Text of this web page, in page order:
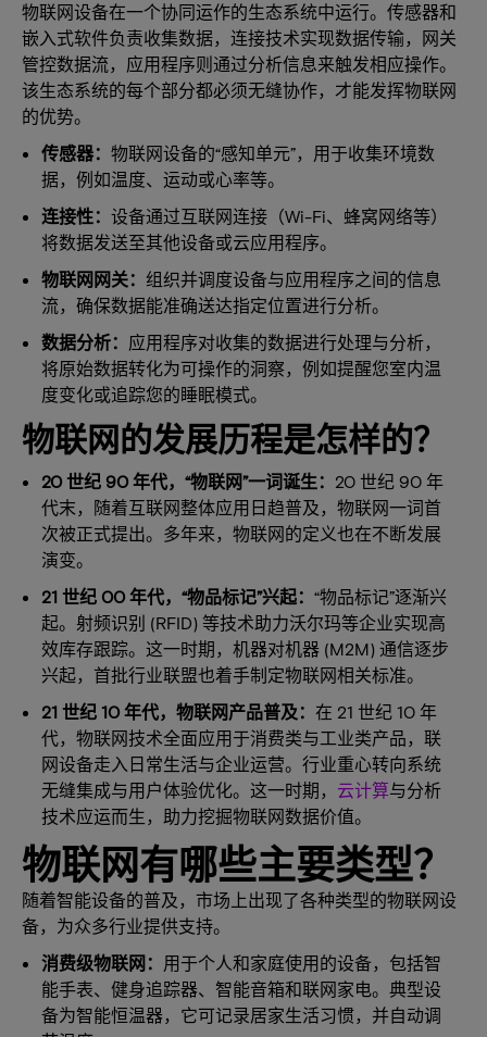
物联网设备在一个协同运作的生态系统中运行。传感器和
嵌入式软件负责收集数据，连接技术实现数据传输，网关
管控数据流，应用程序则通过分析信息来触发相应操作。
该生态系统的每个部分都必须无缝协作，才能发挥物联网
的优势。
传感器： 物联网设备的“感知单元”，用于收集环境数
据，例如温度、运动或心率等。
连接性： 设备通过互联网连接（Wi-Fi、蜂窝网络等）
将数据发送至其他设备或云应用程序。
物联网网关： 组织并调度设备与应用程序之间的信息
流，确保数据能准确送达指定位置进行分析。
数据分析： 应用程序对收集的数据进行处理与分析，
将原始数据转化为可操作的洞察，例如提醒您室内温
度变化或追踪您的睡眠模式。
物联网的发展历程是怎样的？
20 世纪 90 年代，“物联网”一词诞生： 20 世纪 90 年
代末，随着互联网整体应用日趋普及，物联网一词首
次被正式提出。多年来，物联网的定义也在不断发展
演变。
21 世纪 00 年代，“物品标记”兴起： “物品标记”逐渐兴
起。射频识别 (RFID) 等技术助力沃尔玛等企业实现高
效库存跟踪。这一时期，机器对机器 (M2M) 通信逐步
兴起，首批行业联盟也着手制定物联网相关标准。
21 世纪 10 年代，物联网产品普及： 在 21 世纪 10 年
代，物联网技术全面应用于消费类与工业类产品，联
网设备走入日常生活与企业运营。行业重心转向系统
无缝集成与用户体验优化。这一时期， 云计算与分析
技术应运而生，助力挖掘物联网数据价值。
物联网有哪些主要类型？
随着智能设备的普及，市场上出现了各种类型的物联网设
备，为众多行业提供支持。
消费级物联网： 用于个人和家庭使用的设备，包括智
能手表、健身追踪器、智能音箱和联网家电。典型设
备为智能恒温器，它可记录居家生活习惯，并自动调